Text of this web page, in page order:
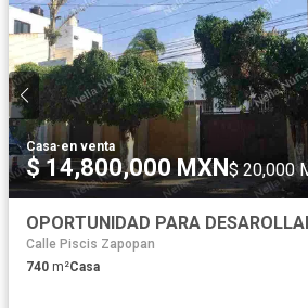
Casa·en venta
$ 14,800,000 MXN$ 20,000
OPORTUNIDAD PARA
Calle Piscis Zapopan
740 m²Casa